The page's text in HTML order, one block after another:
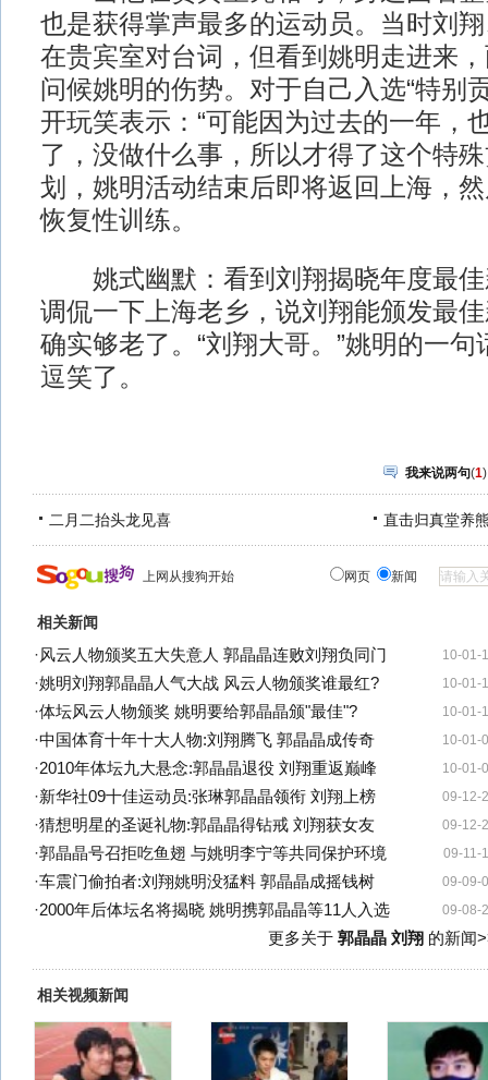
也是获得掌声最多的运动员。当时刘
在贵宾室对台词，但看到姚明走进来
问候姚明的伤势。对于自己入选“特别
开玩笑表示：“可能因为过去的一年，
了，没做什么事，所以才得了这个特
划，姚明活动结束后即将返回上海，
恢复性训练。
姚式幽默：看到刘翔揭晓年度最佳
调侃一下上海老乡，说刘翔能颁发最
确实够老了。“刘翔大哥。”姚明的一
逗笑了。
我来说两句(1)
二月二抬头龙见喜 直击归真堂养
上网从搜狗开始 网页 新闻
相关新闻
10-01-
·风云人物颁奖五大失意人 郭晶晶连败刘翔负同门
10-01-
·姚明刘翔郭晶晶人气大战 风云人物颁奖谁最红?
10-01-
·体坛风云人物颁奖 姚明要给郭晶晶颁"最佳"?
10-01-
·中国体育十年十大人物:刘翔腾飞 郭晶晶成传奇
10-01-
·2010年体坛九大悬念:郭晶晶退役 刘翔重返巅峰
09-12-
·新华社09十佳运动员:张琳郭晶晶领衔 刘翔上榜
09-12-
·猜想明星的圣诞礼物:郭晶晶得钻戒 刘翔获女友
09-11-
·郭晶晶号召拒吃鱼翅 与姚明李宁等共同保护环境
09-09-
·车震门偷拍者:刘翔姚明没猛料 郭晶晶成摇钱树
09-08-
·2000年后体坛名将揭晓 姚明携郭晶晶等11人入选
更多关于 郭晶晶 刘翔 的新闻
相关视频新闻